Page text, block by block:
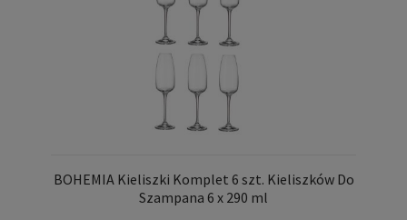
BOHEMIA Kieliszki Komplet 6 szt. Kieliszków Do
Szampana 6 x 290 ml